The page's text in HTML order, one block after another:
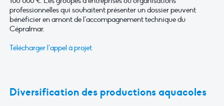
professionnelles qui souhaitent présenter un dossier peuvent
bénéficier en amont de l’accompagnement technique du
Cépralmar.
Télécharger l’appel à projet
Diversification des productions aquacoles